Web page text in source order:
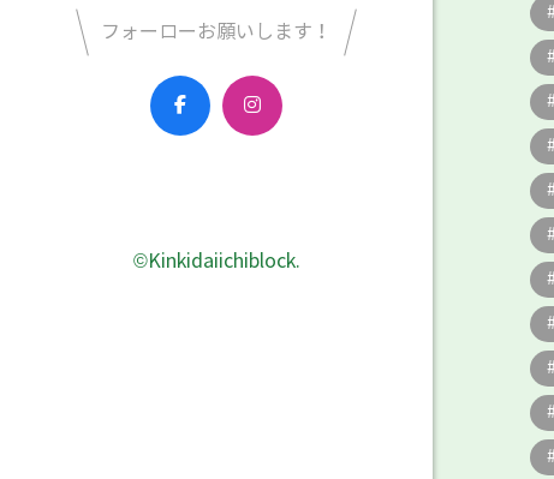
フォーローお願いします！
©Kinkidaiichiblock.